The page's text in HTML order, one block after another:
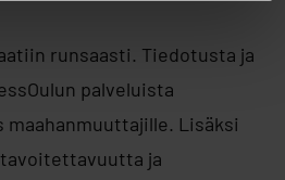
runsaasti. Tiedotusta ja
palveluista
Lisäksi
ja